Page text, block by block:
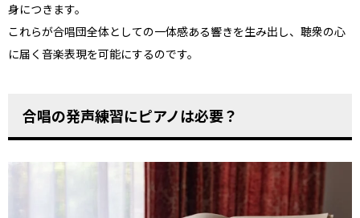
身につきます。
これらが合唱団全体としての一体感ある響きを生み出し、聴衆の心
に届く音楽表現を可能にするのです。
合唱の発声練習にピアノは必要？